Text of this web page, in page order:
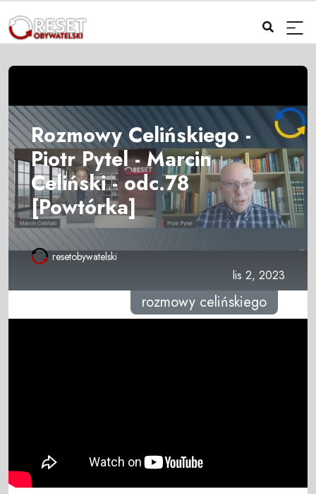
Rozmowy Celińskiego -
Piotr Pytel - Marcin
Celiński - odc.78
[Powtórka]
resetobywatelski
lis 2, 2023
rozmowy celińskiego